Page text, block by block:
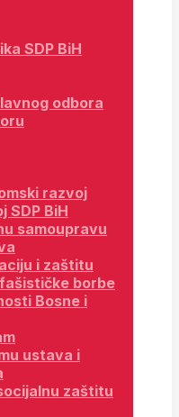
SDP BiH
odbora
razvoj
SDP BiH
samoupravu
i zaštitu
borbe
Bosne i
ustava i
zaštitu